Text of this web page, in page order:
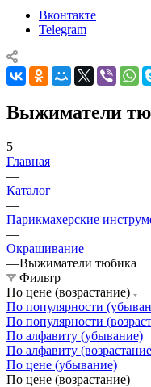
Вконтакте
Telegram
Выжиматели
5
Главная
—
Каталог
—
Парикмахерские
—
Окрашивание
—Выжиматели тюбика
Фильтр
По цене (возрастание)
По популярности
По популярности
По алфавиту (убывание)
По алфавиту
По цене (убывание)
По цене (возрастание)